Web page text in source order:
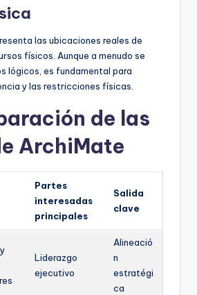
las ubicaciones reales de
físicos. Aunque a menudo se
lógicos, es fundamental para
y las restricciones físicas.
de las
ArchiMate
Partes
interesadas
principales
Salida
clave
Liderazgo
ejecutivo
Alineació
n
estratégi
ca